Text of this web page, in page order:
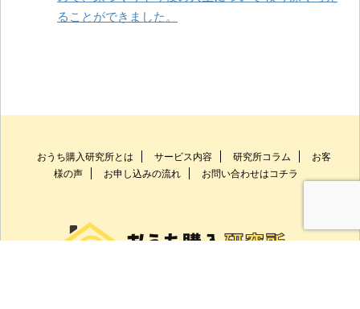
ることができました。
おうち購入研究所とは サービス内容 研究所コラム
お客
様の声
お申し込みの流れ お問い合わせはコチラ